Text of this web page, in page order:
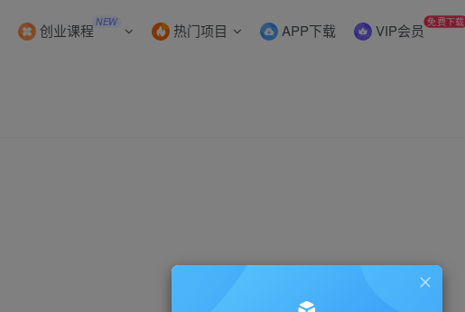
创业课程 NEW 热门项目 APP下载 VIP会员 免费下载